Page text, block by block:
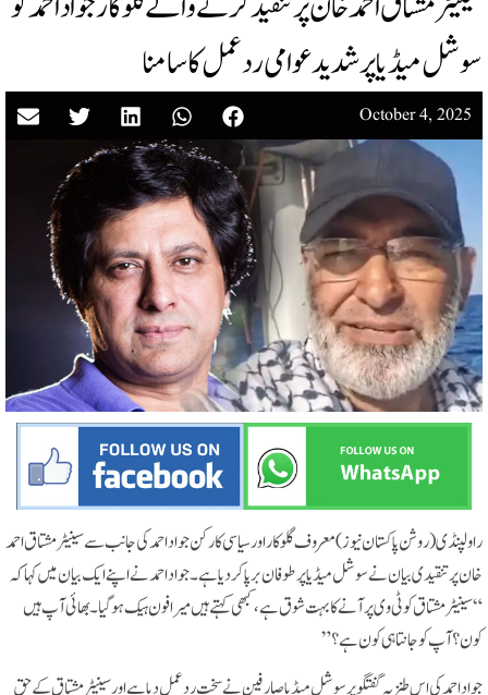
سوشل میڈیا پر شدید عوامی ردعمل کا سامنا
October 4, 2025
راولپنڈی(روشن پاکستان نیوز) معروف گلوکار اور سیاسی کارکن جواد احمد کی جانب سے سینیٹر مشتاق احمد
خان پر تنقیدی بیان نے سوشل میڈیا پر طوفان برپا کر دیا ہے۔ جواد احمد نے اپنے ایک بیان میں کہا کہ
“سینیٹر مشتاق کو ٹی وی پر آنے کا بہت شوق ہے، کبھی کہتے ہیں میرا فون ہیک ہو گیا۔ بھائی آپ ہیں
کون؟ آپ کو جانتا ہی کون ہے؟”
جواد احمد کی اس طنزیہ گفتگو پر سوشل میڈیا صارفین نے سخت ردعمل دیا ہے اور سینیٹر مشتاق کے حق